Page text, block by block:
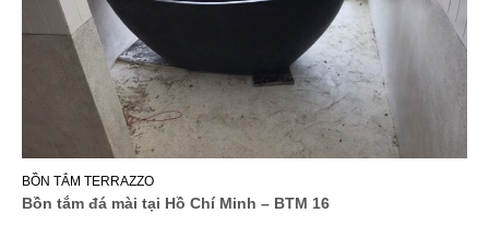
BỒN TẮM TERRAZZO
Bồn tắm đá mài tại Hồ Chí Minh – BTM 16